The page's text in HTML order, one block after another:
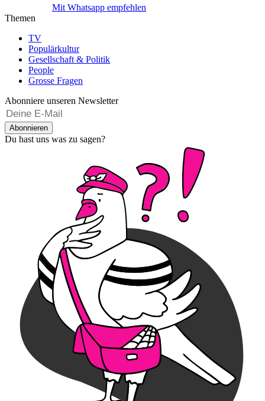
Mit Whatsapp empfehlen
Themen
TV
Populärkultur
Gesellschaft & Politik
People
Grosse Fragen
Abonniere unseren Newsletter
Abonnieren
Du hast uns was zu sagen?